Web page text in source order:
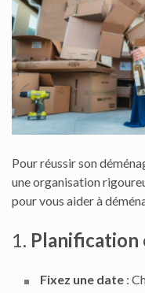
Pour réussir son
une organisation
pour vous aider à
1. Planification
Fixez une date :